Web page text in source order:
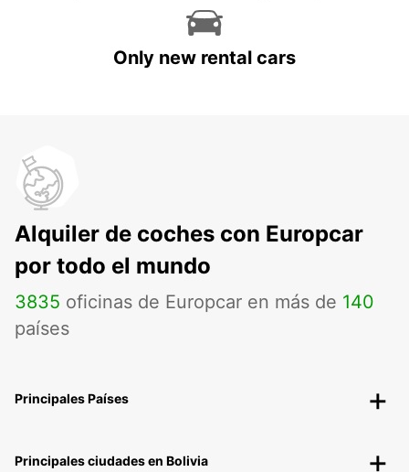
Only new rental cars
Alquiler de coches con Europcar
por todo el mundo
3835 oficinas de Europcar en más de 140
países
Principales Países
Principales ciudades en Bolivia